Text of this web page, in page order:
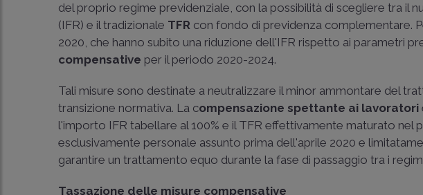
del proprio regime previdenziale, con la possibilità di scegliere tra il
(IFR) e il tradizionale TFR con fondo di previdenza complementare.
2020, che hanno subito una riduzione dell'IFR rispetto ai parametri
compensative per il periodo 2020-2024.
Tali misure sono destinate a neutralizzare il minor ammontare del
transizione normativa. La compensazione spettante ai lavoratori
l'importo IFR tabellare al 100% e il TFR effettivamente maturato nel
esclusivamente personale assunto prima dell'aprile 2020 e
garantire un trattamento equo durante la fase di passaggio tra i
Tassazione delle misure compensative